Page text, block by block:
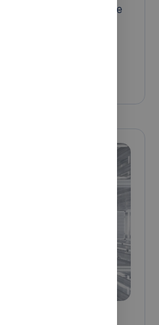
zu steigern, die
und einen Business
hohen ROI liefert.